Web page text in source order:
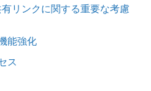
リンクに関する重要な考慮
能強化
ス